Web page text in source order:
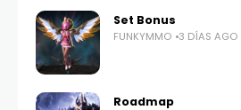
Set Bonus
FUNKYMMO 3 DÍAS AGO
Roadmap